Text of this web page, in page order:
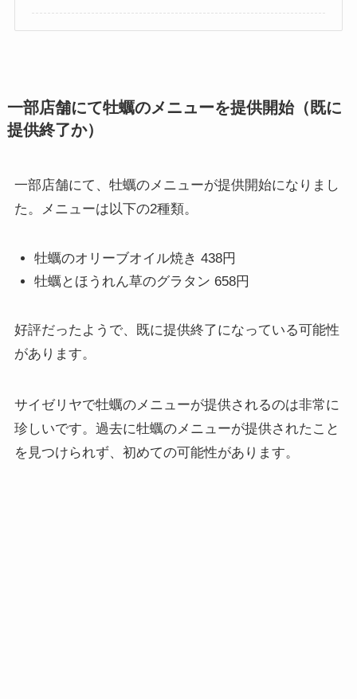
一部店舗にて牡蠣のメニューを提供開始（既に
提供終了か）
一部店舗にて、牡蠣のメニューが提供開始になりまし
た。メニューは以下の2種類。
牡蠣のオリーブオイル焼き 438円
牡蠣とほうれん草のグラタン 658円
好評だったようで、既に提供終了になっている可能性
があります。
サイゼリヤで牡蠣のメニューが提供されるのは非常に
珍しいです。過去に牡蠣のメニューが提供されたこと
を見つけられず、初めての可能性があります。